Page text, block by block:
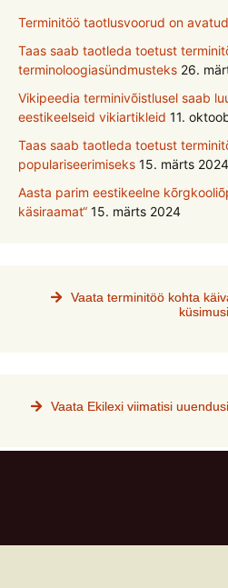
Terminitöö taotlusvoorud on avatud
Taas saab taotleda toetust
terminoloogiasündmusteks 26.
Vikipeedia terminivõistlusel saab
eestikeelseid vikiartikleid 11.
Taas saab taotleda toetust
populariseerimiseks 15. märts 2024
Aasta parim eestikeelne
käsiraamat“ 15. märts 2024
Vaata terminitöö kohta
küsimusi
Vaata Ekilexi viimatisi uuendusi